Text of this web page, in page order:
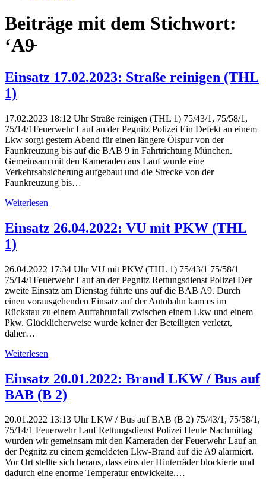
Beiträge mit dem Stichwort:
‘A9̵
Einsatz 17.02.2023: Straße reinigen (THL
1)
17.02.2023 18:12 Uhr Straße reinigen (THL 1) 75/43/1, 75/58/1,
75/14/1Feuerwehr Lauf an der Pegnitz Polizei Ein Defekt an einem
Lkw sorgt gestern Abend für einen längere Ölspur von der
Faunkreuzung bis auf die BAB 9 in Fahrtrichtung München.
Gemeinsam mit den Kameraden aus Lauf wurde eine
Verkehrsabsicherung aufgebaut und die Strecke von der
Faunkreuzung bis…
Weiterlesen
Einsatz 26.04.2022: VU mit PKW (THL
1)
26.04.2022 17:34 Uhr VU mit PKW (THL 1) 75/43/1 75/58/1
75/14/1Feuerwehr Lauf an der Pegnitz Rettungsdienst Polizei Der
zweite Einsatz am Dienstag führte uns auf die BAB A9. Durch
einen vorausgehenden Einsatz auf der Autobahn kam es im
Rückstau zu einem Auffahrunfall zwischen einem Lkw und einem
Pkw. Glücklicherweise wurde keiner der Beteiligten verletzt,
daher…
Weiterlesen
Einsatz 20.01.2022: Brand LKW / Bus auf
BAB (B 2)
20.01.2022 13:13 Uhr LKW / Bus auf BAB (B 2) 75/43/1, 75/58/1,
75/14/1 Feuerwehr Lauf Rettungsdienst Polizei Heute Nachmittag
wurden wir gemeinsam mit den Kameraden der Feuerwehr Lauf an
der Pegnitz zu einem gemeldeten Lkw-Brand auf die A9 alarmiert.
Vor Ort stellte sich heraus, dass eins der Hinterräder blockierte und
dadurch eine enorme Temperatur entwickelte.…